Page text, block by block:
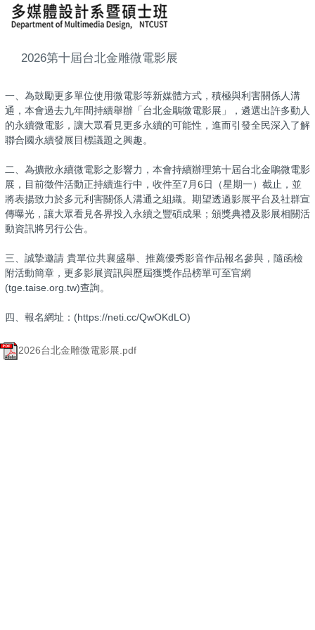
2026第十屆台北金雕微電影展
一、為鼓勵更多單位使用微電影等新媒體方式，積極與利害關係人溝
通，本會過去九年間持續舉辦「台北金鵰微電影展」，遴選出許多動人
的永續微電影，讓大眾看見更多永續的可能性，進而引發全民深入了解
聯合國永續發展目標議題之興趣。
二、為擴散永續微電影之影響力，本會持續辦理第十屆台北金鵰微電影
展，目前徵件活動正持續進行中，收件至7月6日（星期一）截止，並
將表揚致力於多元利害關係人溝通之組織。期望透過影展平台及社群宣
傳曝光，讓大眾看見各界投入永續之豐碩成果；頒獎典禮及影展相關活
動資訊將另行公告。
三、誠摯邀請 貴單位共襄盛舉、推薦優秀影音作品報名參與，隨函檢
附活動簡章，更多影展資訊與歷屆獲獎作品榜單可至官網
(tge.taise.org.tw)查詢。
四、報名網址：(https://neti.cc/QwOKdLO)
2026台北金雕微電影展.pdf